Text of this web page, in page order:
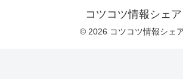
コツコツ情報シェア
© 2026 コツコツ情報シェ